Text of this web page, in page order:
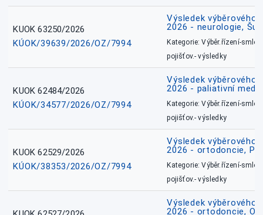
KUOK 63250/2026
KÚOK/39639/2026/OZ/7994
Výsledek výběrového
2026 - neurologie,
Kategorie: Výběr.řízení-
pojišťov.- výsledky
KUOK 62484/2026
KÚOK/34577/2026/OZ/7994
Výsledek výběrového
2026 - paliativní
Kategorie: Výběr.řízení-
pojišťov.- výsledky
KUOK 62529/2026
KÚOK/38353/2026/OZ/7994
Výsledek výběrového
2026 - ortodoncie,
Kategorie: Výběr.řízení-
pojišťov.- výsledky
Výsledek výběrového
2026 - ortodoncie,